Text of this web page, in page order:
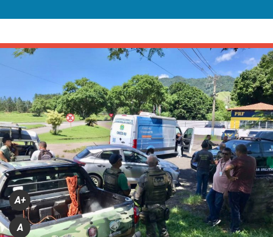
A+
A